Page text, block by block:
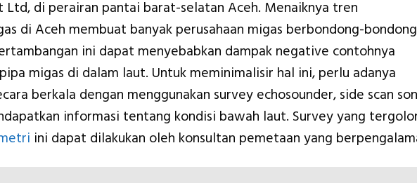
Ltd, di perairan pantai barat-selatan Aceh. Menaiknya tren
di Aceh membuat banyak perusahaan migas berbondong-bondong
ini dapat menyebabkan dampak negative contohnya
migas di dalam laut. Untuk meminimalisir hal ini, perlu adanya
berkala dengan menggunakan survey echosounder, side scan
informasi tentang kondisi bawah laut. Survey yang
ini dapat dilakukan oleh konsultan pemetaan yang